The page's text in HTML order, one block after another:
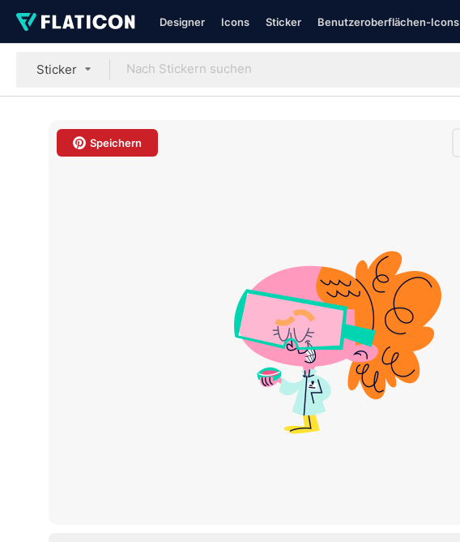
Designer Icons Sticker Benutzeroberflächen-Icons
Sticker
Speichern